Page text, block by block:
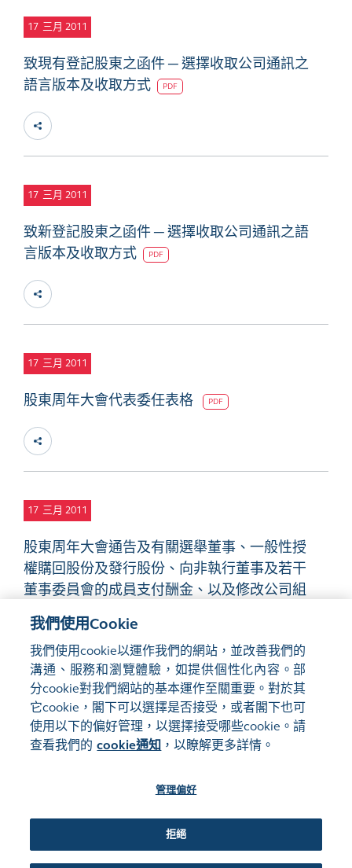
17 三月 2011
致現有登記股東之函件 ─ 選擇收取公司通訊之
語言版本及收取方式
PDF
17 三月 2011
致新登記股東之函件 ─ 選擇收取公司通訊之語
言版本及收取方式
PDF
17 三月 2011
股東周年大會代表委任表格 PDF
17 三月 2011
股東周年大會通告及有關選舉董事、一般性授
權購回股份及發行股份、向非執行董事及若干
董事委員會的成員支付酬金、以及修改公司組
織章程細則的建議
網站地圖
使用條款
©2016-26 香港交易及結算所有限公司版權所有，翻印必究
我們使用Cookie
我們使用cookie以運作我們的網站，並改善我們的
溝通、服務和瀏覽體驗，如提供個性化內容。部
分cookie對我們網站的基本運作至關重要。對於其
它cookie，閣下可以選擇是否接受，或者閣下也可
使用以下的偏好管理，以選擇接受哪些cookie。請
查看我們的 cookie通知 ，以瞭解更多詳情。
管理偏好
拒絕